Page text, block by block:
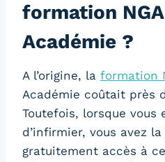
formation
Académie ?
A l’origine, la formation
Académie coûtait près
Toutefois, lorsque vous
d’infirmier, vous avez
gratuitement accès à